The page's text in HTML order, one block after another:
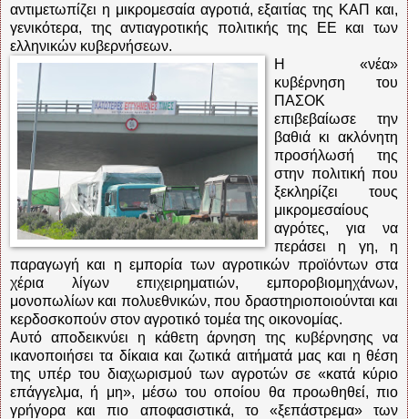
αντιμετωπίζει η μικρομεσαία αγροτιά, εξαιτίας της ΚΑΠ και,
γενικότερα, της αντιαγροτικής πολιτικής της ΕΕ και των
ελληνικών κυβερνήσεων.
Η «νέα»
κυβέρνηση του
ΠΑΣΟΚ
επιβεβαίωσε την
βαθιά κι ακλόνητη
προσήλωσή της
στην πολιτική που
ξεκληρίζει τους
μικρομεσαίους
αγρότες, για να
περάσει η γη, η
παραγωγή και η εμπορία των αγροτικών προϊόντων στα
χέρια λίγων επιχειρηματιών, εμποροβιομηχάνων,
μονοπωλίων και πολυεθνικών, που δραστηριοποιούνται και
κερδοσκοπούν στον αγροτικό τομέα της οικονομίας.
Αυτό αποδεικνύει η κάθετη άρνηση της κυβέρνησης να
ικανοποιήσει τα δίκαια και ζωτικά αιτήματά μας και η θέση
της υπέρ του διαχωρισμού των αγροτών σε «κατά κύριο
επάγγελμα, ή μη», μέσω του οποίου θα προωθηθεί, πιο
γρήγορα και πιο αποφασιστικά, το «ξεπάστρεμα» των